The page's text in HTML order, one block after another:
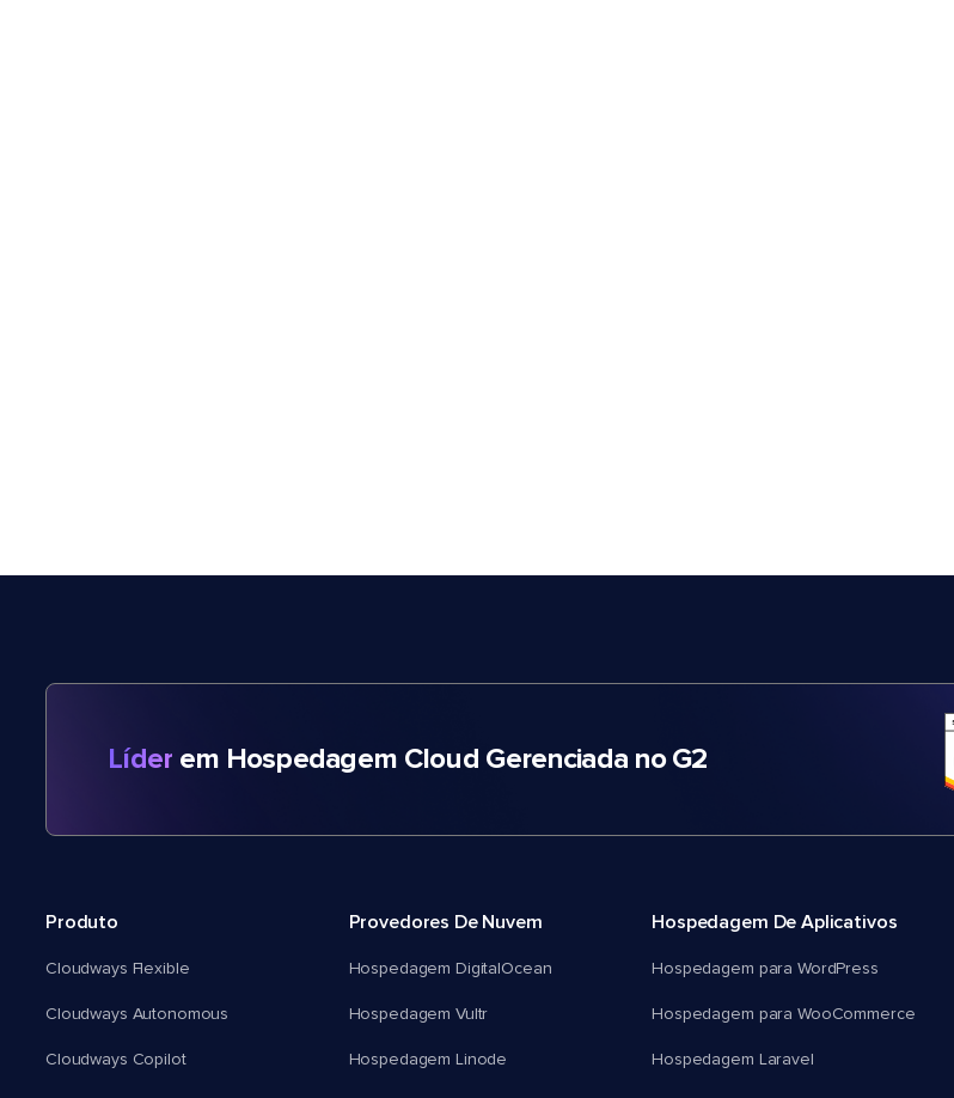
Líder em Hospedagem Cloud Gerenciada no G2
Produto
Cloudways Flexible
Cloudways Autonomous
Cloudways Copilot
Provedores De Nuvem
Hospedagem DigitalOcean
Hospedagem Vultr
Hospedagem Linode
Hospedagem De Aplicativos
Hospedagem para WordPress
Hospedagem para WooCommerce
Hospedagem Laravel